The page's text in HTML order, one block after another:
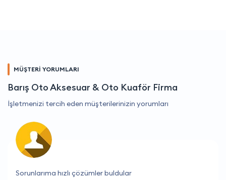
MÜŞTERİ YORUMLARI
Barış Oto Aksesuar & Oto Kuaför Firma
İşletmenizi tercih eden müşterilerinizin yorumları
İhtiyaçlarımı tam olarak karşılayan bir firma.